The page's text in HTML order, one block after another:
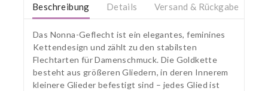
Beschreibung Details Versand & Rückgabe
Das Nonna-Geflecht ist ein elegantes, feminines
Kettendesign und zählt zu den stabilsten
Flechtarten für Damenschmuck. Die Goldkette
besteht aus größeren Gliedern, in deren Innerem
kleinere Glieder befestigt sind – jedes Glied ist